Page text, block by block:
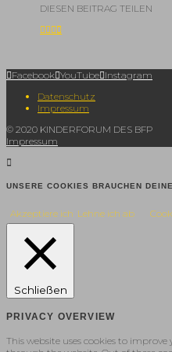
DIESEN BEITRAG TEILEN
Facebook YouTube Instagram
Datenschutz
Impressum
© 2020 KINDERFORUM DES BFP
Impressum
UNSERE COOKIES BRAUCHEN
Akzeptiere ich Lehne ich ab
Schließen
PRIVACY OVERVIEW
This website uses cookies to